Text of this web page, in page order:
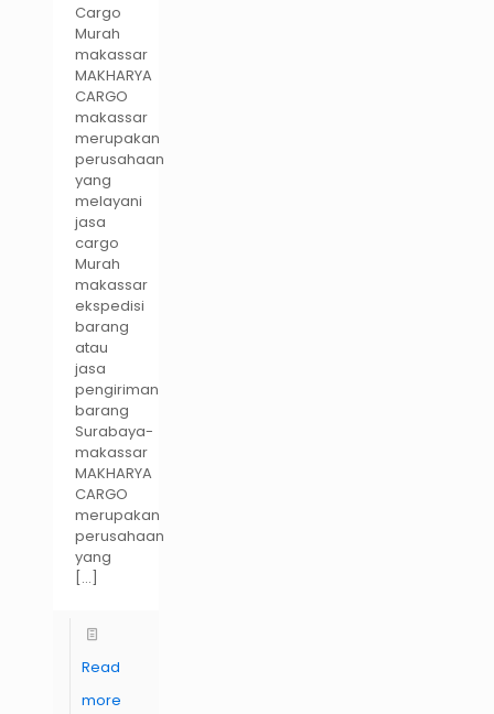
Cargo
Murah
makassar
MAKHARYA
CARGO
makassar
merupakan
perusahaan
yang
melayani
jasa
cargo
Murah
makassar
ekspedisi
barang
atau
jasa
pengiriman
barang
Surabaya-
makassar
MAKHARYA
CARGO
merupakan
perusahaan
yang
[…]
Read
more